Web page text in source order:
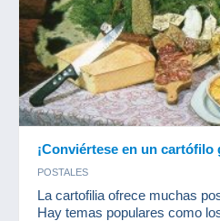
¡Conviértese en un cartófilo
POSTALES
La cartofilia ofrece muchas
Hay temas populares como